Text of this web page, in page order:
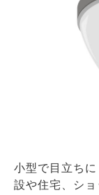
小型で目立ち
設や住宅、シ